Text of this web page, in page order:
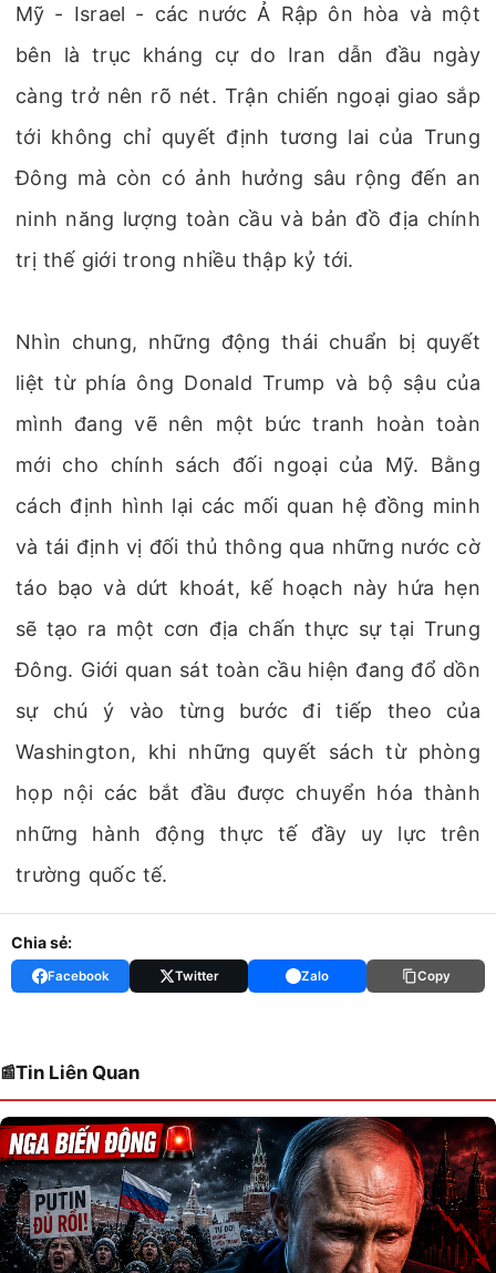
Mỹ - Israel - các nước Ả Rập ôn hòa và một
bên là trục kháng cự do Iran dẫn đầu ngày
càng trở nên rõ nét. Trận chiến ngoại giao sắp
tới không chỉ quyết định tương lai của Trung
Đông mà còn có ảnh hưởng sâu rộng đến an
ninh năng lượng toàn cầu và bản đồ địa chính
trị thế giới trong nhiều thập kỷ tới.
Nhìn chung, những động thái chuẩn bị quyết
liệt từ phía ông Donald Trump và bộ sậu của
mình đang vẽ nên một bức tranh hoàn toàn
mới cho chính sách đối ngoại của Mỹ. Bằng
cách định hình lại các mối quan hệ đồng minh
và tái định vị đối thủ thông qua những nước cờ
táo bạo và dứt khoát, kế hoạch này hứa hẹn
sẽ tạo ra một cơn địa chấn thực sự tại Trung
Đông. Giới quan sát toàn cầu hiện đang đổ dồn
sự chú ý vào từng bước đi tiếp theo của
Washington, khi những quyết sách từ phòng
họp nội các bắt đầu được chuyển hóa thành
những hành động thực tế đầy uy lực trên
trường quốc tế.
Chia sẻ:
Facebook Twitter Zalo Copy
Tin Liên Quan